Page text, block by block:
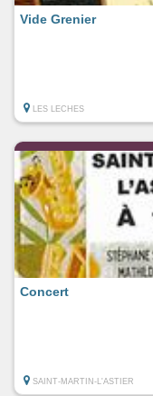
Vide Grenier
LES LECHES
Concert
SAINT-MARTIN-L'ASTIER